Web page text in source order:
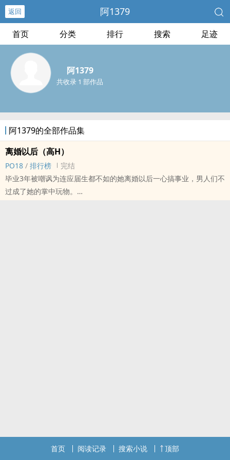
返回 阿1379
首页 分类 排行 搜索 足迹
阿1379
共收录 1 部作品
阿1379的全部作品集
离婚以后（‍‎‌高‌H‍‍）
PO18 / 排行榜
完结
毕业3年被嘲讽为连应届生都不如的她离婚以后一心搞事业，男人们不
过成了她的掌中玩物。
首页 阅读记录 搜索小说 顶部